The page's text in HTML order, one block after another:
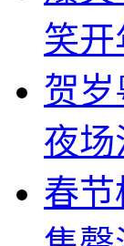
笑开
贺
夜场
春